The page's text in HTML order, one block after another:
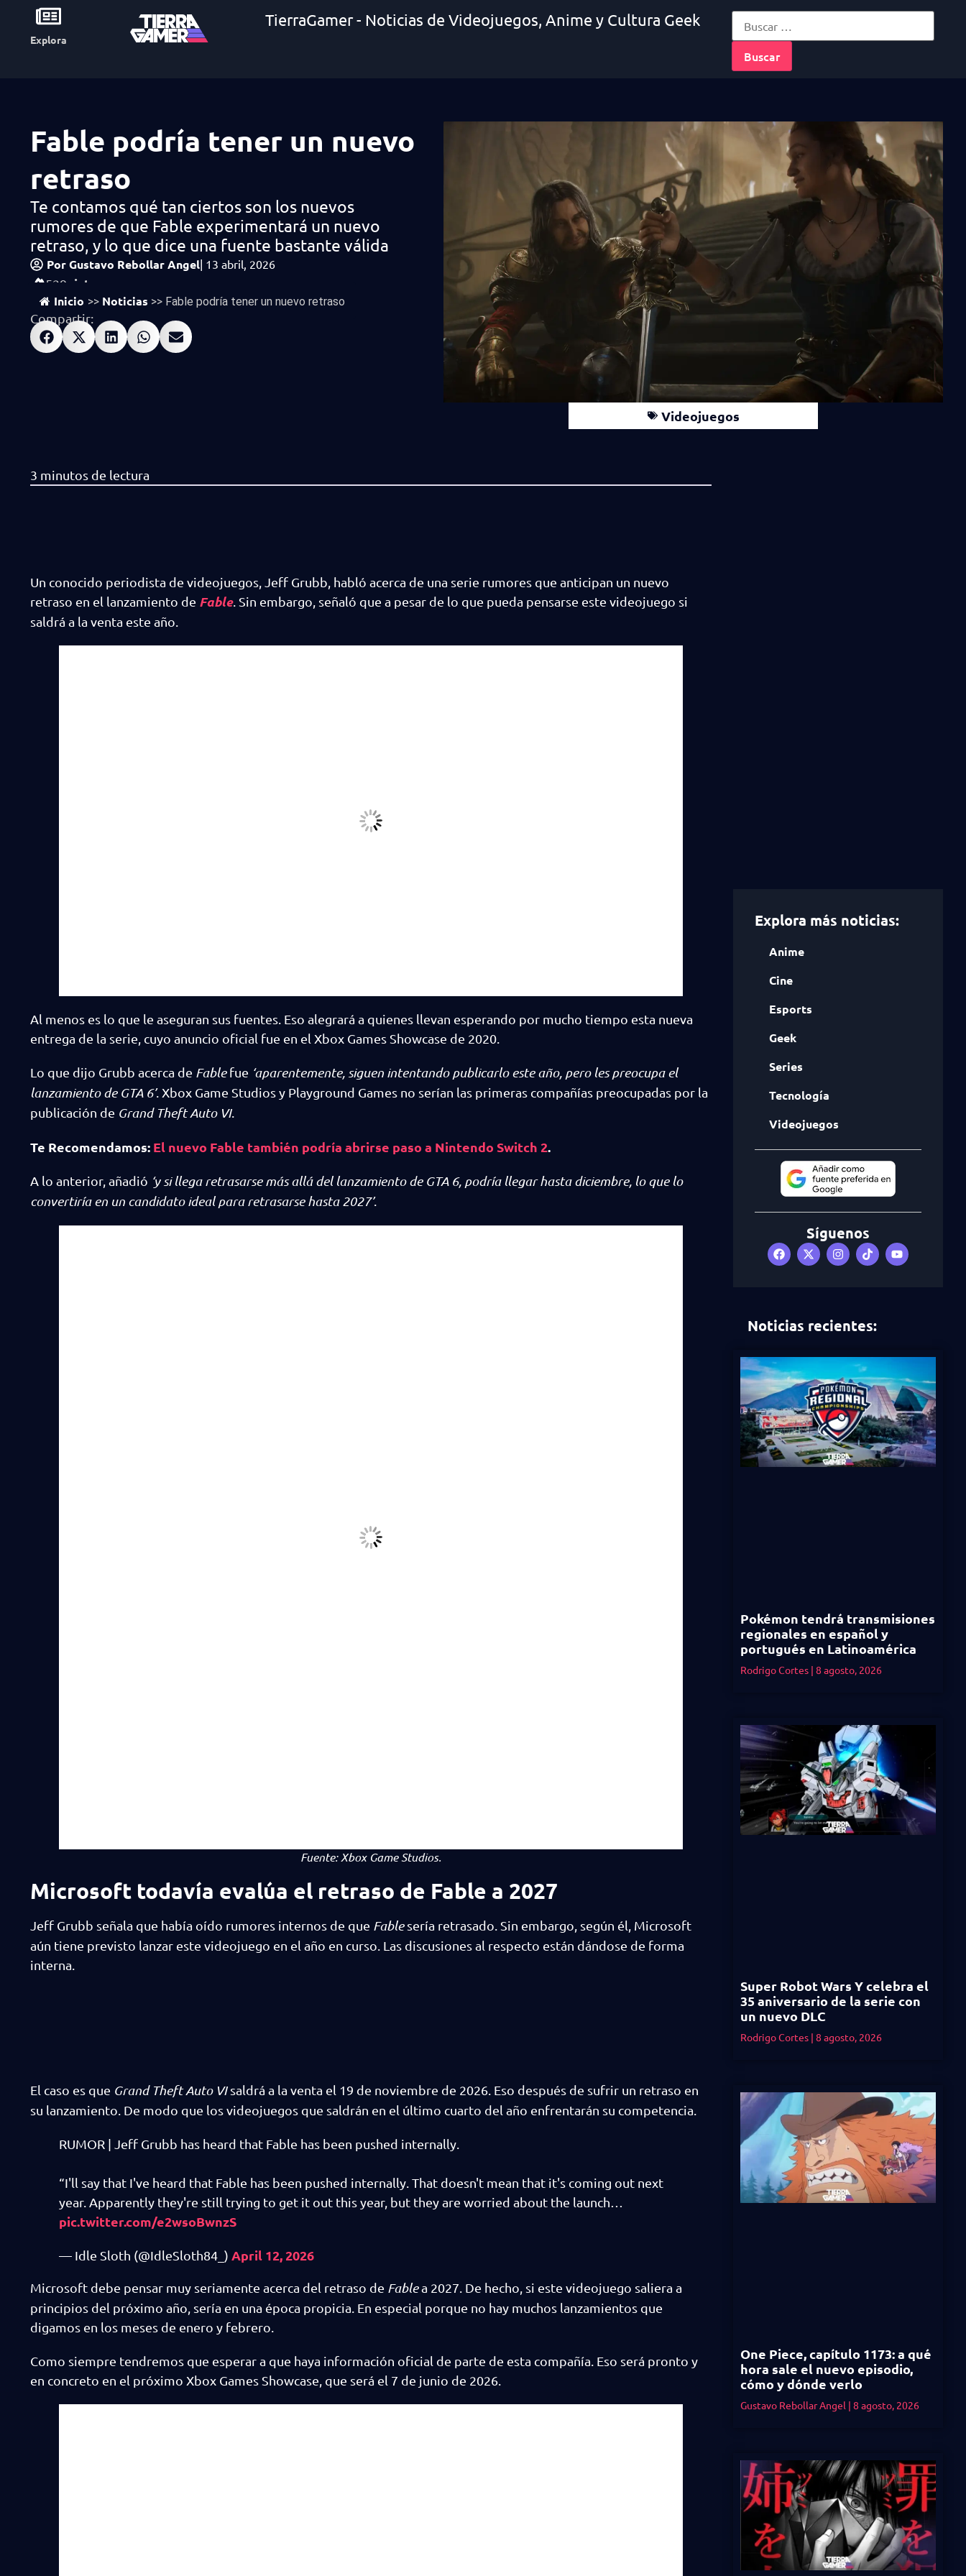
Explora
TierraGamer - Noticias de Videojuegos, Anime y Cultura Geek
Fable podría tener un nuevo
retraso
Te contamos qué tan ciertos son los nuevos
rumores de que Fable experimentará un nuevo
retraso, y lo que dice una fuente bastante válida
PorGustavo Rebollar Angel| 13 abril, 2026
529 vistas
Inicio >> Noticias >> Fable podría tener un nuevo retraso
Compartir:
Videojuegos
Un conocido periodista de videojuegos, Jeff Grubb, habló acerca de una serie rumores que anticipan un nuevo
retraso en el lanzamiento de Fable. Sin embargo, señaló que a pesar de lo que pueda pensarse este videojuego si
saldrá a la venta este año.
Al menos es lo que le aseguran sus fuentes. Eso alegrará a quienes llevan esperando por mucho tiempo esta nueva
entrega de la serie, cuyo anuncio oficial fue en el Xbox Games Showcase de 2020.
Lo que dijo Grubb acerca de Fablefue ‘aparentemente, siguen intentando publicarlo este año, pero les preocupa el
lanzamiento de GTA 6’. Xbox Game Studios y Playground Games no serían las primeras compañías preocupadas por la
publicación de Grand Theft Auto VI.
Te Recomendamos: El nuevo Fable también podría abrirse paso a Nintendo Switch 2.
A lo anterior, añadió ‘y si llega retrasarse más allá del lanzamiento de GTA 6, podría llegar hasta diciembre, lo que lo
convertiría en un candidato ideal para retrasarse hasta 2027’.
Fuente:Xbox Game Studios.
Microsoft todavía evalúa el retraso de Fable a 2027
Jeff Grubb señala que había oído rumores internos de que Fablesería retrasado. Sin embargo, según él, Microsoft
aún tiene previsto lanzar este videojuego en el año en curso. Las discusiones al respecto están dándose de forma
interna.
El caso es que Grand Theft Auto VIsaldrá a la venta el 19 de noviembre de 2026. Eso después de sufrir un retraso en
su lanzamiento. De modo que los videojuegos que saldrán en el último cuarto del año enfrentarán su competencia.
RUMOR | Jeff Grubb has heard that Fable has been pushed internally.
“I'll say that I've heard that Fable has been pushed internally. That doesn't mean that it's coming out next
year. Apparently they're still trying to get it out this year, but they are worried about the launch…
pic.twitter.com/e2wsoBwnzS
— Idle Sloth (@IdleSloth84_) April 12, 2026
Microsoft debe pensar muy seriamente acerca del retraso de Fablea 2027. De hecho, si este videojuego saliera a
principios del próximo año, sería en una época propicia. En especial porque no hay muchos lanzamientos que
digamos en los meses de enero y febrero.
Como siempre tendremos que esperar a que haya información oficial de parte de esta compañía. Eso será pronto y
en concreto en el próximo Xbox Games Showcase, que será el 7 de junio de 2026.
Explora más noticias:
Anime
Cine
Esports
Geek
Series
Tecnología
Videojuegos
Síguenos
Noticias recientes:
Pokémon tendrá transmisiones
regionales en español y
portugués en Latinoamérica
Rodrigo Cortes 8 agosto, 2026
Super Robot Wars Y celebra el
35 aniversario de la serie con
un nuevo DLC
Rodrigo Cortes 8 agosto, 2026
One Piece, capítulo 1173: a qué
hora sale el nuevo episodio,
cómo y dónde verlo
Gustavo Rebollar Angel 8 agosto, 2026